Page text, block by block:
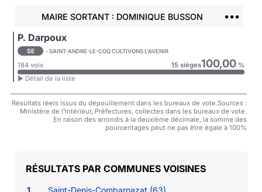
MAIRE SORTANT : DOMINIQUE BUSSON •••
P. Darpoux
SE - SAINT-ANDRE-LE-COQ CULTIVONS L'AVENIR
184 voix 15 sièges100,00%
► Détail de la liste
Résultats réels issus du dépouillement dans les bureaux de vote.Sources :
Ministère de l'intérieur, Préfectures, collectes dans les bureaux de vote.
En raison des arrondis à la deuxième décimale, la somme des
pourcentages peut ne pas être égale à 100%
COMMUNES VOISINES